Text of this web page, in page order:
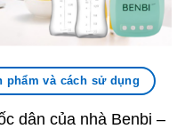
phẩm và cách sử dụng
dân của nhà Benbi –